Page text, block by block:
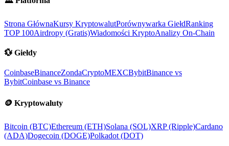
Strona GłównaKursy KryptowalutPorównywarka GiełdRanking
TOP 100Airdropy (Gratis)Wiadomości KryptoAnalizy On-Chain
💱 Giełdy
CoinbaseBinanceZondaCryptoMEXCBybitBinance vs
BybitCoinbase vs Binance
🪙 Kryptowaluty
Bitcoin (BTC)Ethereum (ETH)Solana (SOL)XRP (Ripple)Cardano
(ADA)Dogecoin (DOGE)Polkadot (DOT)